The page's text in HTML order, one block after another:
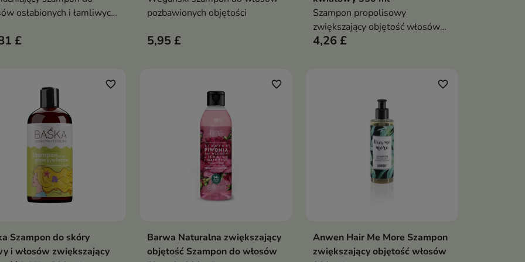
osłabionych i łamliwych,
i wspiera zdrowy
£
pozbawionych objętości
5,95 £
Szampon propolisowy
zwiększający objętość włosów
propolis kwiatowy
4,26 £
Dodaj do koszyka
favorite_border
Szampon do skóry
i włosów zwiększający
Dodaj do koszyka
favorite_border
Barwa Naturalna zwiększający
objętość Szampon do włosów
 Dodaj do koszyka
favorite_border
Anwen Hair Me More Szampon
zwiększający objętość włosów